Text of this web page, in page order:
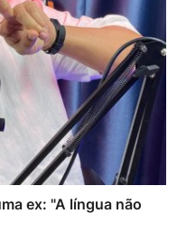
ex: "A língua não